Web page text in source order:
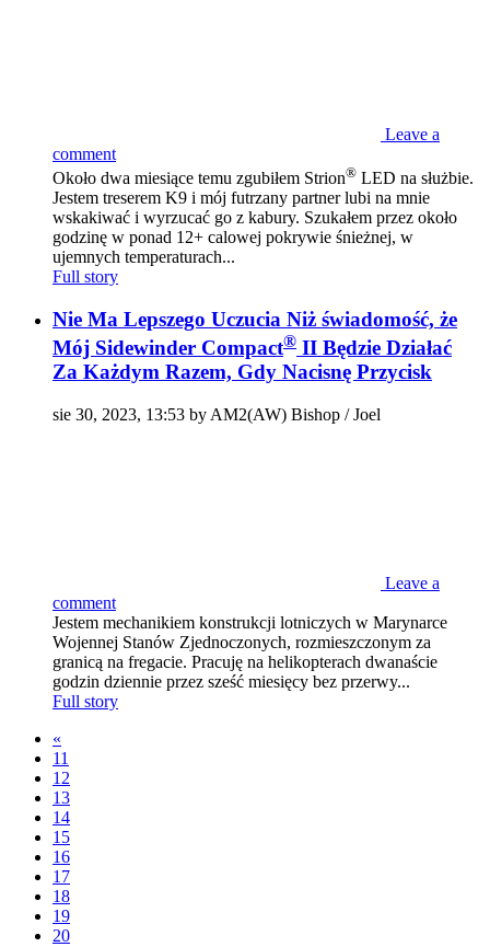
Leave a
comment
Około dwa miesiące temu zgubiłem Strion® LED na służbie.
Jestem treserem K9 i mój futrzany partner lubi na mnie
wskakiwać i wyrzucać go z kabury. Szukałem przez około
godzinę w ponad 12+ calowej pokrywie śnieżnej, w
ujemnych temperaturach...
Full story
Nie Ma Lepszego Uczucia Niż świadomość, że
Mój Sidewinder Compact® II Będzie Działać
Za Każdym Razem, Gdy Nacisnę Przycisk
sie 30, 2023, 13:53 by AM2(AW) Bishop / Joel
Leave a
comment
Jestem mechanikiem konstrukcji lotniczych w Marynarce
Wojennej Stanów Zjednoczonych, rozmieszczonym za
granicą na fregacie. Pracuję na helikopterach dwanaście
godzin dziennie przez sześć miesięcy bez przerwy...
Full story
«
11
12
13
14
15
16
17
18
19
20